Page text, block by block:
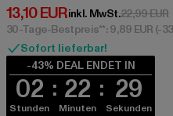
13,10 EUR
Derzeitiger Preis: 13,10
inkl. MwSt.22,99 EUR
30-Tage-Bestpreis**: 9,89 EUR (-
Sofort lieferbar!
-43% DEAL ENDET IN
02
Stunden
22
Minuten
28
Sekunden